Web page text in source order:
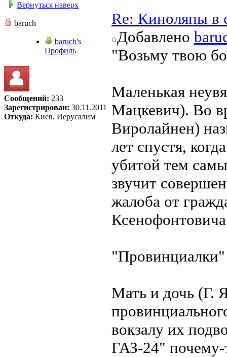
Вернуться наверх
baruch
baruch's
Профиль
Сообщений: 233
Зарегистрирован: 30.11.2011
Откуда: Киев, Иерусалим
Re: Киноляпы в
Добавлено
"Возьму твою
Маленькая
Мацкевич). Во
Виролайнен)
лет спустя,
убитой тем
звучит
жалоба от
"Провинциалки"
Мать и дочь (Г.
вокзалу их
ГАЗ-24"